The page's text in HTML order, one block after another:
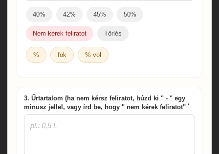
40% 42% 45% 50%
Nem kérek feliratot Törlés
% fok % vol
3. Űrtartalom (ha nem kérsz feliratot, húzd ki " - " egy
minusz jellel, vagy írd be, hogy " nem kérek feliratot" *